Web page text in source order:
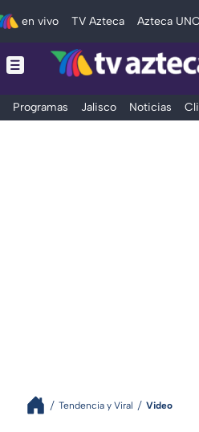
en vivo TV Azteca Azteca
Programas Jalisco Noticias
Tendencia y Viral Video